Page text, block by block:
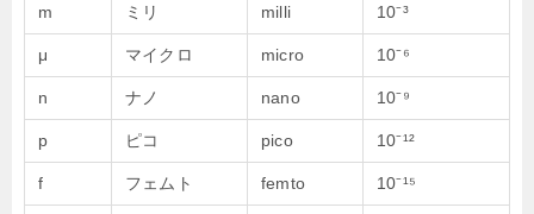
m ミリ milli 10⁻³
μ マイクロ micro 10⁻⁶
n ナノ nano 10⁻⁹
p ピコ pico 10⁻¹²
f フェムト femto 10⁻¹⁵